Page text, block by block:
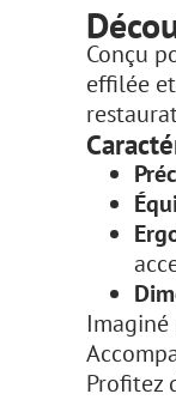
Conçu
effilée
Imaginé
Profitez